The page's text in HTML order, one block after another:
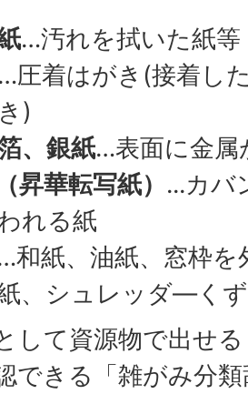
…汚れを拭いた紙等
…圧着はがき(接着し
)
、銀紙…表面に金属
昇華転写紙） ...カバ
れる紙
和紙、油紙、窓枠
、シュレッダ—く
して資源物で出せ
できる「雑がみ分